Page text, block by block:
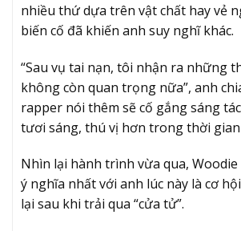
nhiều thứ dựa trên vật chất hay vẻ
biến cố đã khiến anh suy nghĩ khác.
“Sau vụ tai nạn, tôi nhận ra những
không còn quan trọng nữa”, anh
rapper nói thêm sẽ cố gắng sáng
tươi sáng, thú vị hơn trong thời
Nhìn lại hành trình vừa qua, Woodie
ý nghĩa nhất với anh lúc này là cơ
lại sau khi trải qua “cửa tử”.